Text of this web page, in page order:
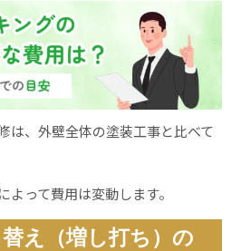
は、外壁全体の塗装工事と比べて
って費用は変動します。
え（増し打ち）の